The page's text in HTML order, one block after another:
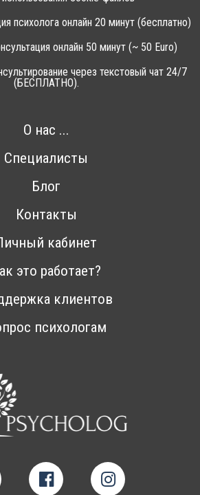
психолога онлайн 20 минут (бесплатно)
онлайн 50 минут (~ 50 Euro)
через текстовый чат 24/7
(БЕСПЛАТНО).
О нас ...
Специалисты
Блог
Контакты
кабинет
это работает?
клиентов
психологам